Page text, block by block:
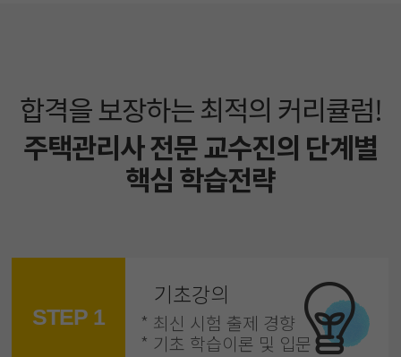
합격을 보장하는 최적의 커리큘럼!
주택관리사 전문 교수진의 단계별
핵심 학습전략
STEP 1
기초강의
* 최신 시험 출제 경향
* 기초 학습이론 및 입문